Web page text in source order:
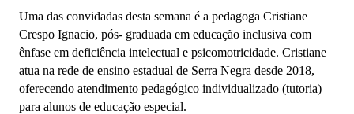
Uma das convidadas desta semana é a pedagoga Cristiane
Crespo Ignacio, pós- graduada em educação inclusiva com
ênfase em deficiência intelectual e psicomotricidade. Cristiane
atua na rede de ensino estadual de Serra Negra desde 2018,
oferecendo atendimento pedagógico individualizado (tutoria)
para alunos de educação especial.